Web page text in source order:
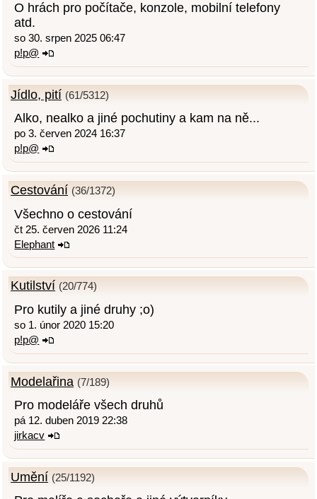
O hrách pro počítače, konzole, mobilní telefony
atd.
so 30. srpen 2025 06:47
p!p@
Jídlo, pití (61/5312)
Alko, nealko a jiné pochutiny a kam na ně...
po 3. červen 2024 16:37
p!p@
Cestování (36/1372)
Všechno o cestování
čt 25. červen 2026 11:24
Elephant
Kutilství (20/774)
Pro kutily a jiné druhy ;o)
so 1. únor 2020 15:20
p!p@
Modelařina (7/189)
Pro modeláře všech druhů
pá 12. duben 2019 22:38
jirkacv
Umění (25/1192)